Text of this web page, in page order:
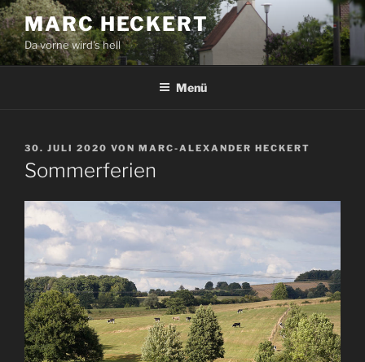
Zum
Inhalt
springen
MARC HECKERT
Da vorne wird's hell
Menü
VERÖFFENTLICHT
AM
30. JULI 2020 VON MARC-ALEXANDER HECKERT
Sommerferien